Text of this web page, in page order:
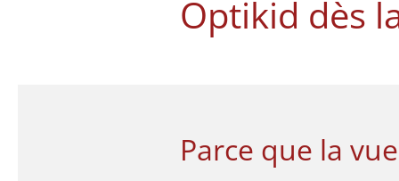
Optikid dès
Parce que la